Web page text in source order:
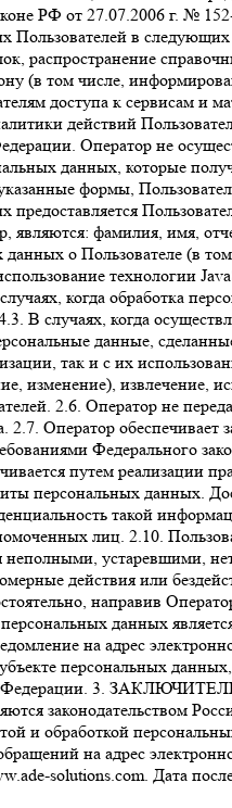
РФ от 27.07.2006
Пользователей в
распространение
(в том числе,
доступа к сервисам и
действий
Оператор не
данных, которые
формы,
предоставляется
являются: фамилия, имя,
о Пользователе (в
технологии
когда обработка
В случаях, когда
данные,
так и с их
изменение), извлечение,
2.6. Оператор не
2.7. Оператор
Федерального
путем реализации
персональных данных.
такой
лиц. 2.10.
устаревшими,
действия или
направив
данных
на адрес
персональных
Федерации. 3.
законодательством
и обработкой
на адрес
solutions.com. Дата